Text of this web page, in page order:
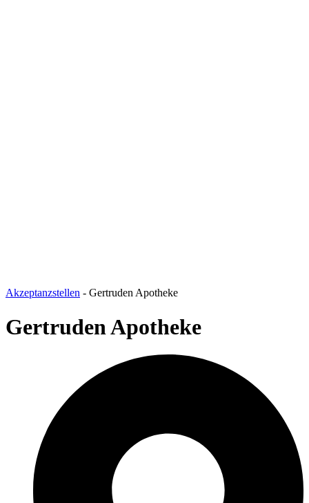
Akzeptanzstellen - Gertruden Apotheke
Gertruden Apotheke